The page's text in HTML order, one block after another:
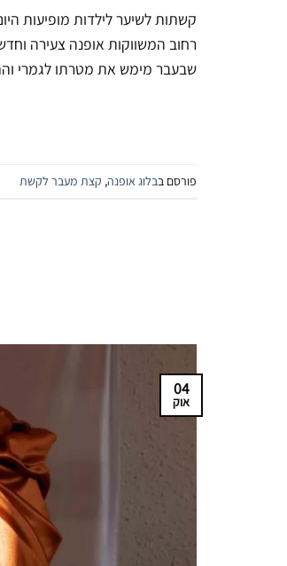
קשתות לשיער לילדות מופיעות
רחוב המשווקות אופנה צעירה
שבעבר מימש את מטרתו לגמרי
פורסם בבלוג אופנה, קצת מעבר לקשת
04
אוק